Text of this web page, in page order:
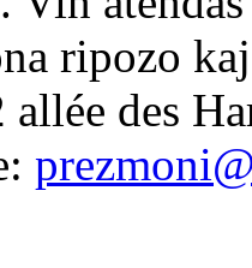
ripozo
allée des